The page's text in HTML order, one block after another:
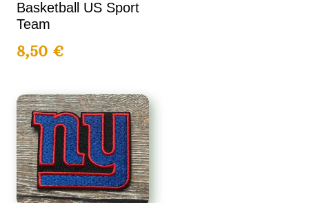
Basketball US Sport
Team
8,50€